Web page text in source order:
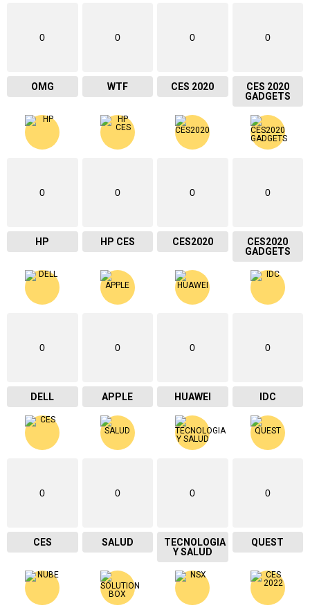
0
OMG
0
WTF
0
CES 2020
0
CES 2020
GADGETS
0
HP
0
HP CES
0
CES2020
0
CES2020
GADGETS
0
DELL
0
APPLE
0
HUAWEI
0
IDC
0
CES
0
SALUD
0
TECNOLOGIA
Y SALUD
0
QUEST